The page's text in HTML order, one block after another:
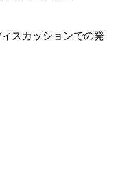
スカッションでの発